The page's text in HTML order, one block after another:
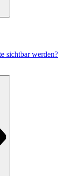
sichtbar werden?